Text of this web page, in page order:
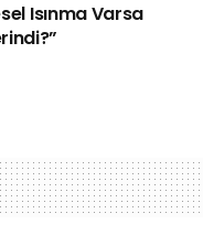
Isınma Varsa